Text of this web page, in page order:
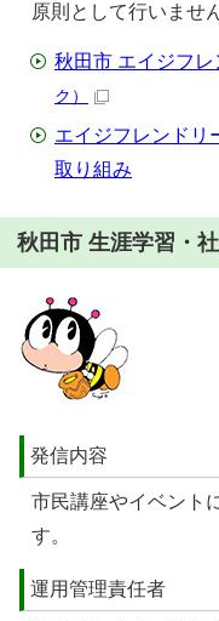
原則として行いませ
秋田市 エイジフ
ク）
エイジフレンドリ
取り組み
秋田市 生涯学習・
発信内容
市民講座やイベント
す。
運用管理責任者